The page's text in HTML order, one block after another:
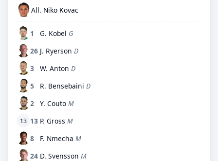
All. Niko Kovac
1 G. Kobel G
26 J. Ryerson D
3
W. Anton D
5
R. Bensebaini D
2
Y. Couto M
13 13 P. Gross M
8
F. Nmecha M
24 D. Svensson M